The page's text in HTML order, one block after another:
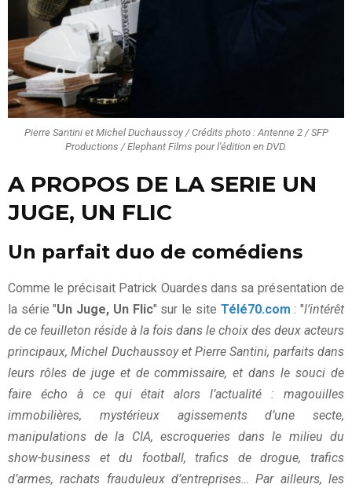
Pierre Santini et Michel Duchaussoy / Crédits photo : Antenne 2 / SFP
Productions / Elephant Films pour l'édition en DVD.
A PROPOS DE LA SERIE UN
JUGE, UN FLIC
Un parfait duo de comédiens
Comme le précisait Patrick Ouardes dans sa présentation de
la série "Un Juge, Un Flic" sur le site Télé70.com : "l’intérêt
de ce feuilleton réside à la fois dans le choix des deux acteurs
principaux, Michel Duchaussoy et Pierre Santini, parfaits dans
leurs rôles de juge et de commissaire, et dans le souci de
faire écho à ce qui était alors l’actualité : magouilles
immobilières, mystérieux agissements d’une secte,
manipulations de la CIA, escroqueries dans le milieu du
show-business et du football, trafics de drogue, trafics
d’armes, rachats frauduleux d’entreprises… Par ailleurs, les